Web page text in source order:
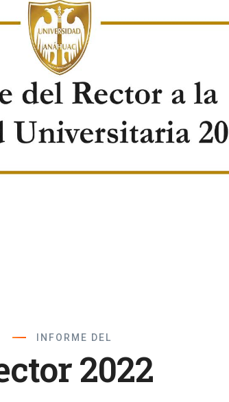
INFORME DEL
2022